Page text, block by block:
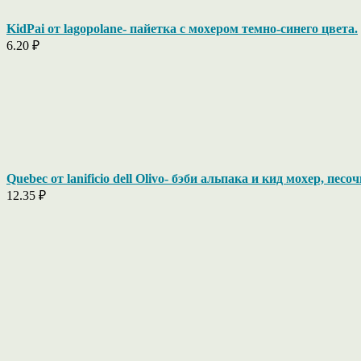
KidPai от lagopolane- пайетка с мохером темно-синего цвета.
6.20 ₽
Quebec от lanificio dell Olivo- бэби альпака и кид мохер,
12.35 ₽